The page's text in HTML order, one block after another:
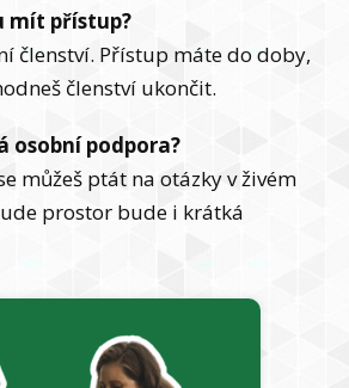
mít přístup?
členství. Přístup máte do doby,
členství ukončit.
osobní podpora?
můžeš ptát na otázky v živém
prostor bude i krátká